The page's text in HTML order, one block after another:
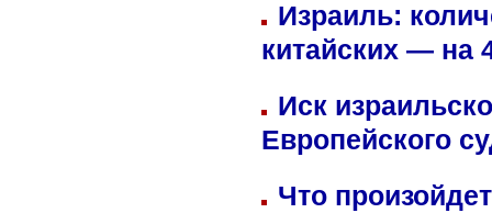
Израиль:
китайских — на
Иск
Европейского
Что